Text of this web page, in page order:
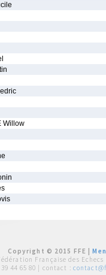
Willow
Copyright © 2015 FFE |
Française des Echecs |
44 65 80 | contact :